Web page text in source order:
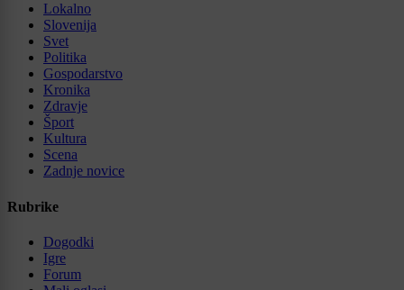
Lokalno
Slovenija
Svet
Politika
Gospodarstvo
Kronika
Zdravje
Šport
Kultura
Scena
Zadnje novice
Rubrike
Dogodki
Igre
Forum